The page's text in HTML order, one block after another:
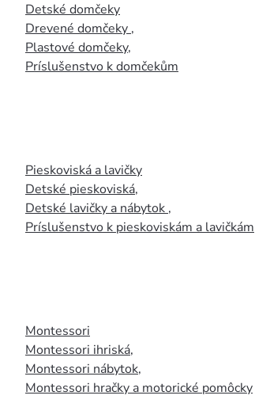
Detské domčeky
Drevené domčeky ,
Plastové domčeky,
Príslušenstvo k domčekům
Pieskoviská a lavičky
Detské pieskoviská,
Detské lavičky a nábytok ,
Príslušenstvo k pieskoviskám a lavičkám
Montessori
Montessori ihriská,
Montessori nábytok,
Montessori hračky a motorické pomôcky